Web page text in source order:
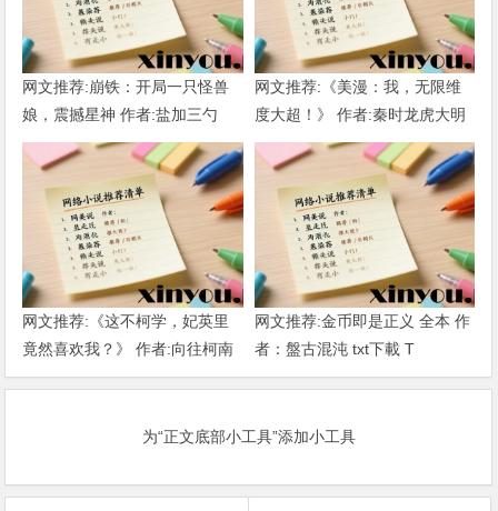
网文推荐:崩铁：开局一只怪兽
娘，震撼星神 作者:盐加三勺
（1-218）TXT下载
网文推荐:《美漫：我，无限维
度大超！》 作者:秦时龙虎大明
1-802章 TXT下载
网文推荐:《这不柯学，妃英里
竟然喜欢我？》 作者:向往柯南
1-189章 TXT下载
网文推荐:金币即是正义 全本 作
者：盤古混沌 txt下載 T
为“正文底部小工具”添加小工具